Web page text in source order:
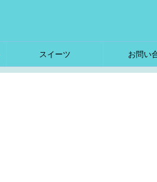
スイーツ お問い